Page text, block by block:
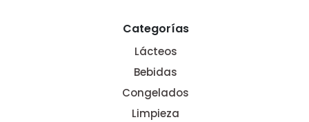
Categorías
Lácteos
Bebidas
Congelados
Limpieza